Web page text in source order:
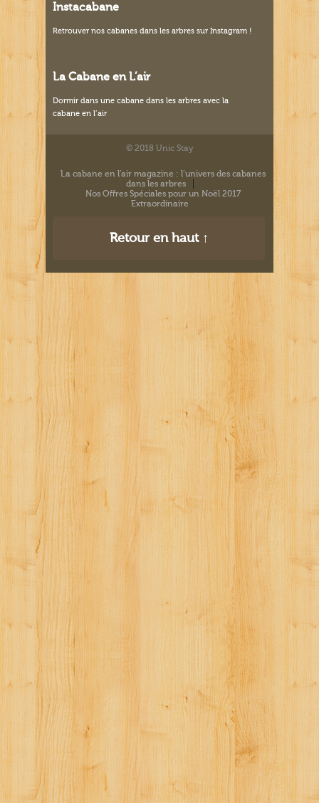
Instacabane
Retrouver nos cabanes dans les arbres sur Instagram !
La Cabane en L’air
Dormir dans une cabane dans les arbres avec la
cabane en l’air
© 2018 Unic Stay
La cabane en l’air magazine : l’univers des cabanes
dans les arbres
Nos Offres Spéciales pour un Noël 2017
Extraordinaire
Retour en haut ↑